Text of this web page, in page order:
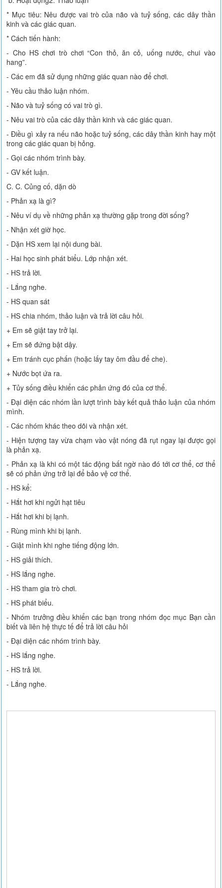
* Mục tiêu: Nêu được vai trò của não và tuỷ sống, các dây thần
kinh và các giác quan.
* Cách tiến hành:
- Cho HS chơi trò chơi “Con thỏ, ăn cỏ, uống nước, chui vào
hang”.
- Các em đã sử dụng những giác quan nào để chơi.
- Yêu cầu thảo luận nhóm.
- Não và tuỷ sống có vai trò gì.
- Nêu vai trò của các dây thần kinh và các giác quan.
- Điều gì xảy ra nếu não hoặc tuỷ sống, các dây thần kinh hay một
trong các giác quan bị hỏng.
- Gọi các nhóm trình bày.
- GV kết luận.
C. C. Củng cố, dặn dò
- Phản xạ là gì?
- Nêu ví dụ về những phản xạ thường gặp trong đời sống?
- Nhận xét giờ học.
- Dặn HS xem lại nội dung bài.
- Hai học sinh phát biểu. Lớp nhận xét.
- HS trả lời.
- Lắng nghe.
- HS quan sát
- HS chia nhóm, thảo luận và trả lời câu hỏi.
+ Em sẽ giật tay trở lại.
+ Em sẽ đứng bật dậy.
+ Em tránh cục phấn (hoặc lấy tay ôm đầu để che).
+ Nước bọt ứa ra.
+ Tủy sống điều khiển các phản ứng đó của cơ thể.
- Đại diện các nhóm lần lượt trình bày kết quả thảo luận của nhóm
mình.
- Các nhóm khác theo dõi và nhận xét.
- Hiện tượng tay vừa chạm vào vật nóng đã rụt ngay lại được gọi
là phản xạ.
- Phản xạ là khi có một tác động bất ngờ nào đó tới cơ thể, cơ thể
sẽ có phản ứng trở lại để bảo vệ cơ thể.
- HS kể:
- Hắt hơi khi ngửi hạt tiêu
- Hắt hơi khi bị lạnh.
- Rùng mình khi bị lạnh.
- Giật mình khi nghe tiếng động lớn.
- HS giải thích.
- HS lắng nghe.
- HS tham gia trò chơi.
- HS phát biểu.
- Nhóm trưởng điều khiển các bạn trong nhóm đọc mục Bạn cần
biết và liên hệ thực tế để trả lời câu hỏi
- Đại diện các nhóm trình bày.
- HS lắng nghe.
- HS trả lời.
- Lắng nghe.